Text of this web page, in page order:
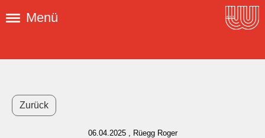
Menü
Zurück
06.04.2025, Rüegg Roger